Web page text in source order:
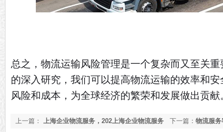
总之，物流运输风险管理是一个复杂而又至关
的深入研究，我们可以提高物流运输的效率和
风险和成本，为全球经济的繁荣和发展做出贡献
下一篇： 物流服
上一篇： 上海企业物流服务，202上海企业物流服务